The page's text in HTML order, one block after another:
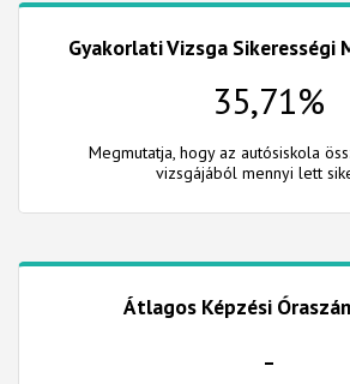
Gyakorlati Vizsga Sikerességi
35,71%
Megmutatja, hogy az autósiskola
vizsgájából mennyi lett
Átlagos Képzési
-